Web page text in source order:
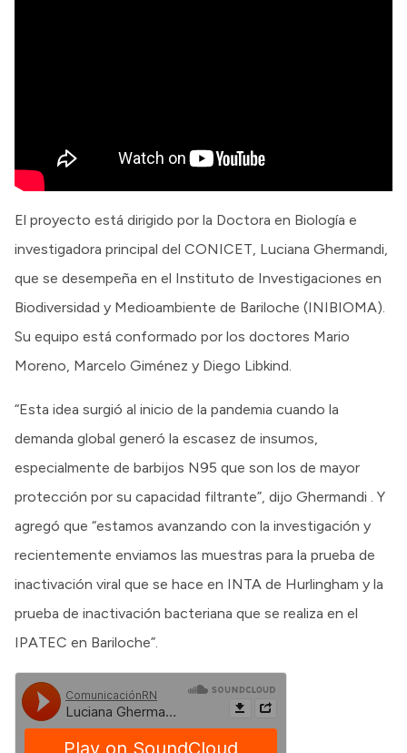
El proyecto está dirigido por la Doctora en Biología e
investigadora principal del CONICET, Luciana Ghermandi,
que se desempeña en el Instituto de Investigaciones en
Biodiversidad y Medioambiente de Bariloche (INIBIOMA).
Su equipo está conformado por los doctores Mario
Moreno, Marcelo Giménez y Diego Libkind.
“Esta idea surgió al inicio de la pandemia cuando la
demanda global generó la escasez de insumos,
especialmente de barbijos N95 que son los de mayor
protección por su capacidad filtrante”, dijo Ghermandi . Y
agregó que “estamos avanzando con la investigación y
recientemente enviamos las muestras para la prueba de
inactivación viral que se hace en INTA de Hurlingham y la
prueba de inactivación bacteriana que se realiza en el
IPATEC en Bariloche”.